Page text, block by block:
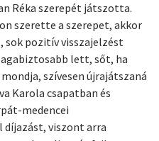
Réka szerepét játszotta.
szerette a szerepet, akkor
pozitív visszajelzést
lett, sőt, ha
szívesen újrajátszaná
Karola csapatban és
medencei
díjazást, viszont arra